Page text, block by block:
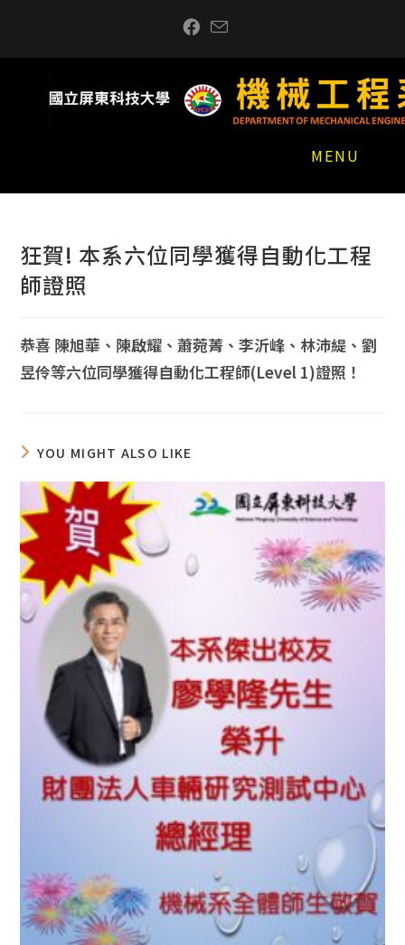
主
MENU
狂賀! 本系六位同學獲得自動化工程
師證照
恭喜 陳旭華、陳啟耀、蕭菀菁、李沂峰、林沛緹、劉
昱伶等六位同學獲得自動化工程師(Level 1)證照！
YOU MIGHT ALSO LIKE